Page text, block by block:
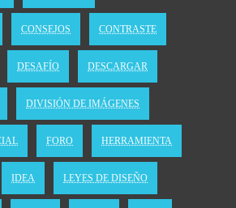
CONSEJOS CONTRASTE
DESAFÍO DESCARGAR
DIVISIÓN DE IMÁGENES
FORO HERRAMIENTA
IDEA LEYES DE DISEÑO